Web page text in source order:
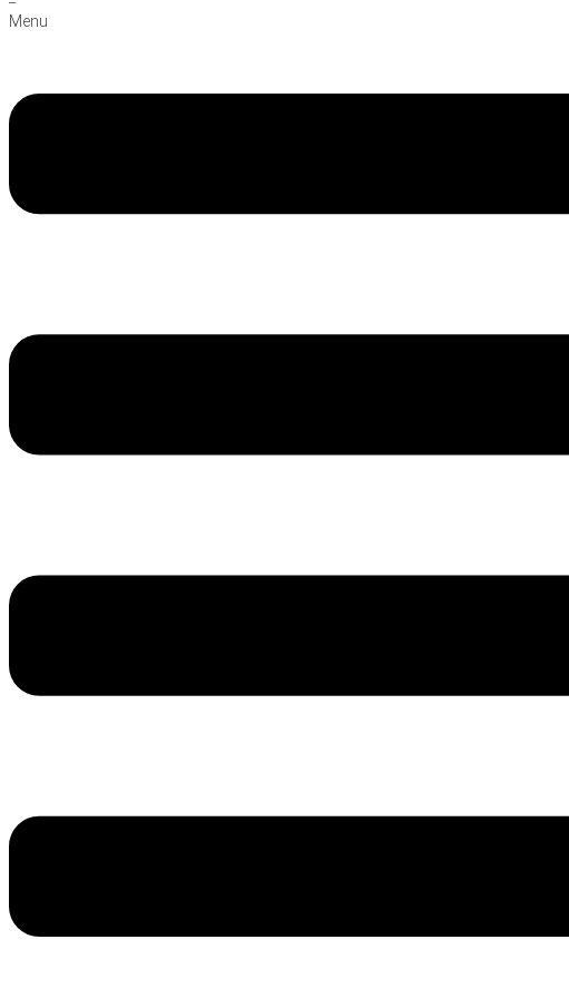
Menu